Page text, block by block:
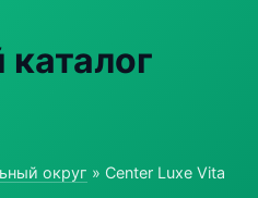
округ » Center Luxe Vita